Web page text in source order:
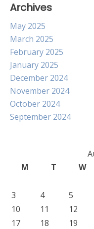
Archives
May 2025
March 2025
February 2025
January 2025
December 2024
November 2024
October 2024
September 2024
M
T W
3
4 5
10
11 12
17
18 19